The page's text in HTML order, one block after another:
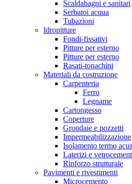
Scaldabagni e sanitari
Serbatoi acqua
Tubazioni
Idropitture
Fondi-fissativi
Pitture per esterno
Pitture per esterno
Rasati-tonachini
Materiali da costruzione
Carpenteria
Ferro
Legname
Cartongesso
Coperture
Grondaie e pozzetti
Impermeabilizzazione
Isolamento termo
Laterizi e
Rinforzo strutturale
Pavimenti e rivestimenti
Microcemento